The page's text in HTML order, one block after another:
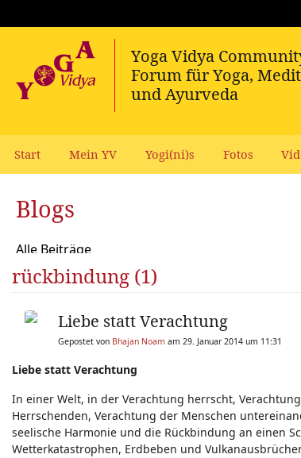
Start Mein YV Yogi(ni)s Fotos
Blogs
Alle Beiträge
rückbindung (1)
Liebe statt Verachtung
Gepostet von Bhajan Noam am 29. Januar 2014 um 11:31
Liebe statt Verachtung
In einer Welt, in der Verachtung herrscht,
Herrschenden, Verachtung der Menschen
seelische Harmonie und die Rückbindung an einen
Wetterkatastrophen, Erdbeben und